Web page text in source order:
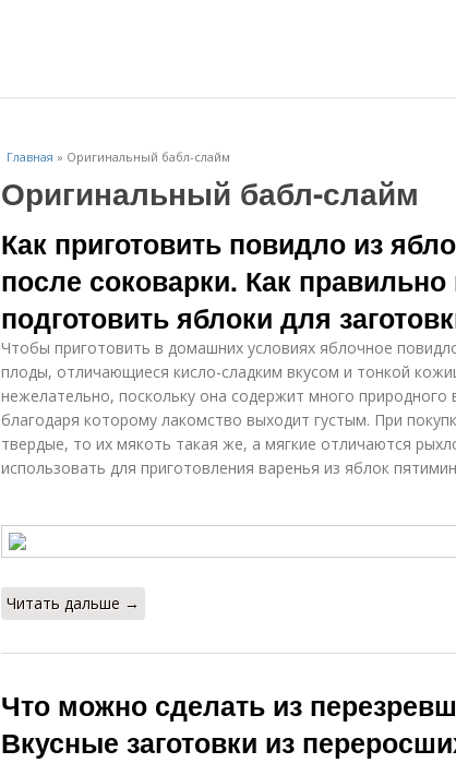
Главная » Оригинальный бабл-слайм
Оригинальный бабл-слайм
Как приготовить повидло из
после соковарки. Как
подготовить яблоки для
Чтобы приготовить в домашних условиях яблочное
плоды, отличающиеся кисло-сладким вкусом и тонкой
нежелательно, поскольку она содержит много
благодаря которому лакомство выходит густым. При
твердые, то их мякоть такая же, а мягкие отличаются
использовать для приготовления варенья из яблок
Читать дальше →
Что можно сделать из
Вкусные заготовки из